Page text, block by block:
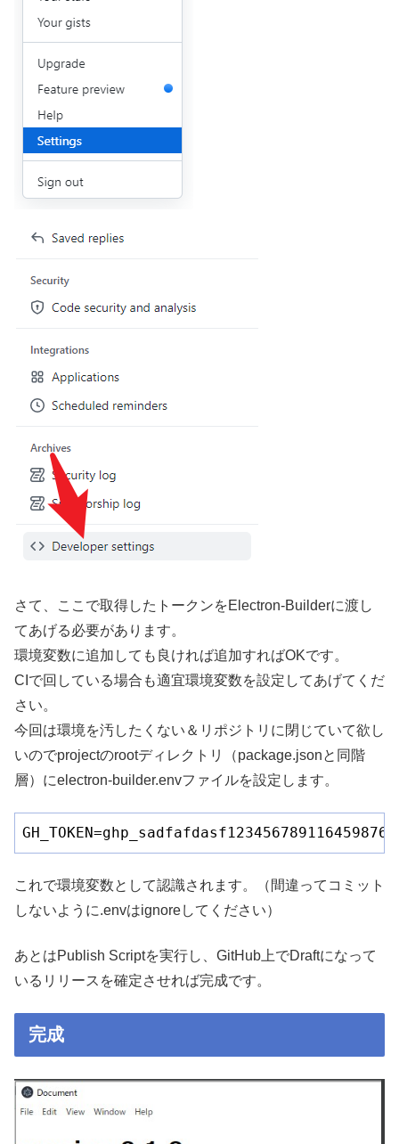
さて、ここで取得したトークンをElectron-Builderに渡し
てあげる必要があります。
環境変数に追加しても良ければ追加すればOKです。
CIで回している場合も適宜環境変数を設定してあげてくだ
さい。
今回は環境を汚したくない＆リポジトリに閉じていて欲し
いのでprojectのrootディレクトリ（package.jsonと同階
層）にelectron-builder.envファイルを設定します。
これで環境変数として認識されます。（間違ってコミット
しないように.envはignoreしてください）
あとはPublish Scriptを実行し、GitHub上でDraftになって
いるリリースを確定させれば完成です。
完成